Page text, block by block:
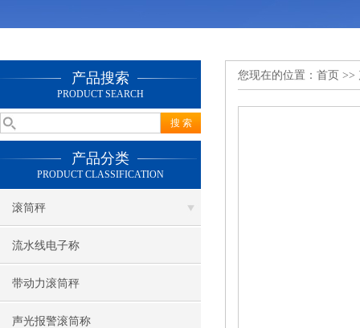
产品搜索
PRODUCT SEARCH
产品分类
PRODUCT CLASSIFICATION
滚筒秤
流水线电子称
带动力滚筒秤
声光报警滚筒称
您现在的位置： 首页 >>